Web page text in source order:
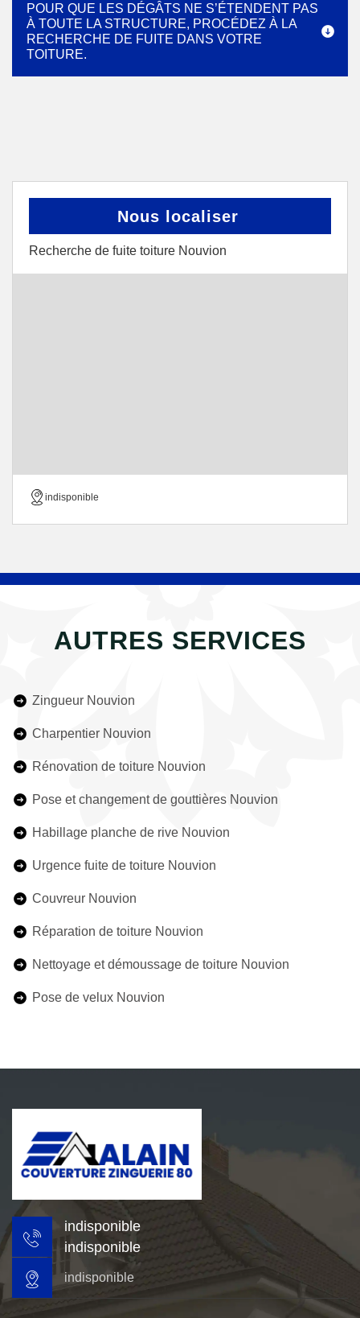
POUR QUE LES DÉGÂTS NE S’ÉTENDENT PAS
À TOUTE LA STRUCTURE, PROCÉDEZ À LA
RECHERCHE DE FUITE DANS VOTRE
TOITURE.
Nous localiser
Recherche de fuite toiture Nouvion
indisponible
AUTRES SERVICES
Zingueur Nouvion
Charpentier Nouvion
Rénovation de toiture Nouvion
Pose et changement de gouttières Nouvion
Habillage planche de rive Nouvion
Urgence fuite de toiture Nouvion
Couvreur Nouvion
Réparation de toiture Nouvion
Nettoyage et démoussage de toiture Nouvion
Pose de velux Nouvion
indisponible
indisponible
indisponible